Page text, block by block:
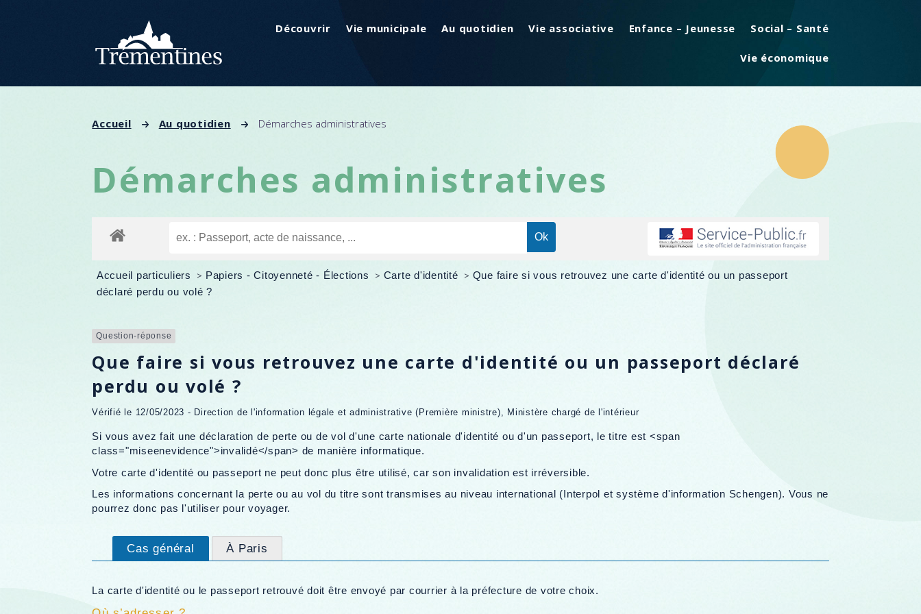
Découvrir Vie municipale Au quotidien Vie associative Enfance – Jeunesse Social – Santé
Vie économique
Accueil Au quotidien Démarches administratives
Démarches administratives
Accueil particuliers > Papiers - Citoyenneté - Élections > Carte d'identité > Que faire si vous retrouvez une carte d'identité ou un passeport
déclaré perdu ou volé ?
Question-réponse
Que faire si vous retrouvez une carte d'identité ou un passeport déclaré
perdu ou volé ?
Vérifié le 12/05/2023 - Direction de l'information légale et administrative (Première ministre), Ministère chargé de l'intérieur
Si vous avez fait une déclaration de perte ou de vol d'une carte nationale d'identité ou d'un passeport, le titre est <span
class="miseenevidence">invalidé</span> de manière informatique.
Votre carte d'identité ou passeport ne peut donc plus être utilisé, car son invalidation est irréversible.
Les informations concernant la perte ou au vol du titre sont transmises au niveau international (Interpol et système d'information Schengen). Vous ne
pourrez donc pas l'utiliser pour voyager.
Cas général À Paris
La carte d'identité ou le passeport retrouvé doit être envoyé par courrier à la préfecture de votre choix.